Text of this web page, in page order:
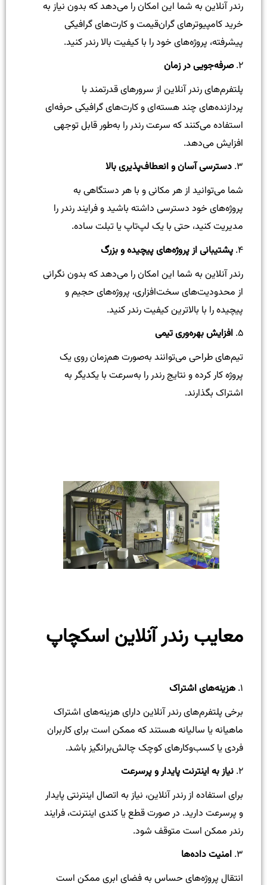
رندر آنلاین به شما این امکان را می‌دهد که بدون نیاز به
خرید کامپیوترهای گران‌قیمت و کارت‌های گرافیکی
پیشرفته، پروژه‌های خود را با کیفیت بالا رندر کنید.
۲. صرفه‌جویی در زمان
پلتفرم‌های رندر آنلاین از سرورهای قدرتمند با
پردازنده‌های چند هسته‌ای و کارت‌های گرافیکی حرفه‌ای
استفاده می‌کنند که سرعت رندر را به‌طور قابل توجهی
افزایش می‌دهد.
۳. دسترسی آسان و انعطاف‌پذیری بالا
شما می‌توانید از هر مکانی و با هر دستگاهی به
پروژه‌های خود دسترسی داشته باشید و فرایند رندر را
مدیریت کنید، حتی با یک لپ‌تاپ یا تبلت ساده.
۴. پشتیبانی از پروژه‌های پیچیده و بزرگ
رندر آنلاین به شما این امکان را می‌دهد که بدون نگرانی
از محدودیت‌های سخت‌افزاری، پروژه‌های حجیم و
پیچیده را با بالاترین کیفیت رندر کنید.
۵. افزایش بهره‌وری تیمی
تیم‌های طراحی می‌توانند به‌صورت هم‌زمان روی یک
پروژه کار کرده و نتایج رندر را به‌سرعت با یکدیگر به
اشتراک بگذارند.
معایب رندر آنلاین اسکچاپ
۱. هزینه‌های اشتراک
برخی پلتفرم‌های رندر آنلاین دارای هزینه‌های اشتراک
ماهیانه یا سالیانه هستند که ممکن است برای کاربران
فردی یا کسب‌وکارهای کوچک چالش‌برانگیز باشد.
۲. نیاز به اینترنت پایدار و پرسرعت
برای استفاده از رندر آنلاین، نیاز به اتصال اینترنتی پایدار
و پرسرعت دارید. در صورت قطع یا کندی اینترنت، فرایند
رندر ممکن است متوقف شود.
۳. امنیت داده‌ها
انتقال پروژه‌های حساس به فضای ابری ممکن است